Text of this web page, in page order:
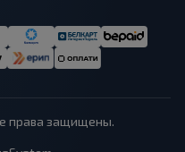
права защищены.